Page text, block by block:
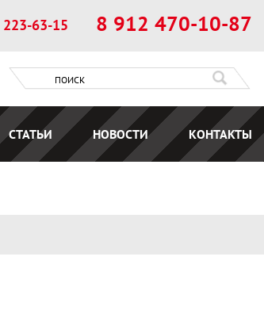
223-63-15 8 912 470-10-87
СТАТЬИ НОВОСТИ КОНТАКТЫ